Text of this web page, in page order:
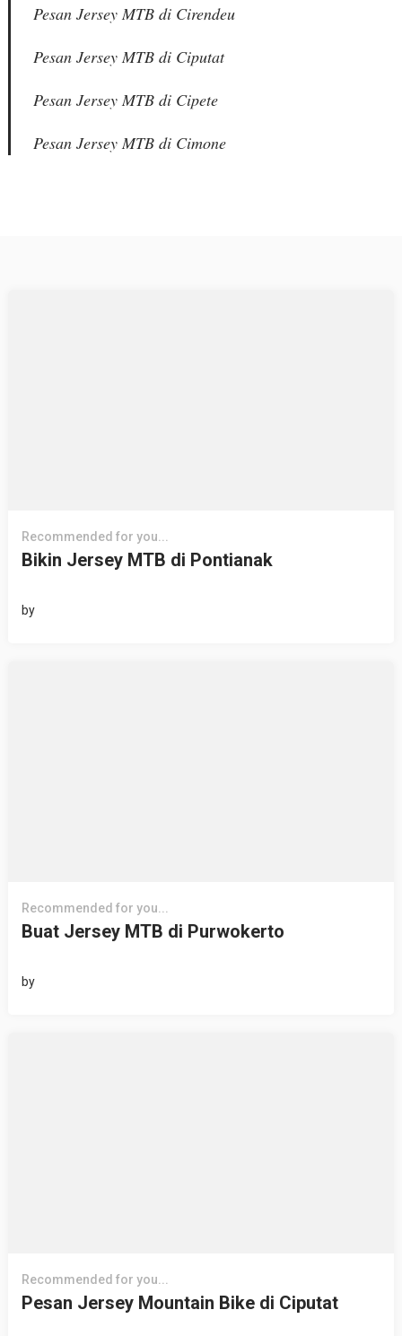
Pesan Jersey MTB di Cirendeu
Pesan Jersey MTB di Ciputat
Pesan Jersey MTB di Cipete
Pesan Jersey MTB di Cimone
Recommended for you...
Bikin Jersey MTB di Pontianak
by
Recommended for you...
Buat Jersey MTB di Purwokerto
by
Recommended for you...
Pesan Jersey Mountain Bike di Ciputat